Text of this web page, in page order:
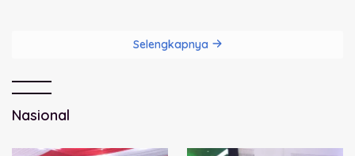
Selengkapnya
Nasional